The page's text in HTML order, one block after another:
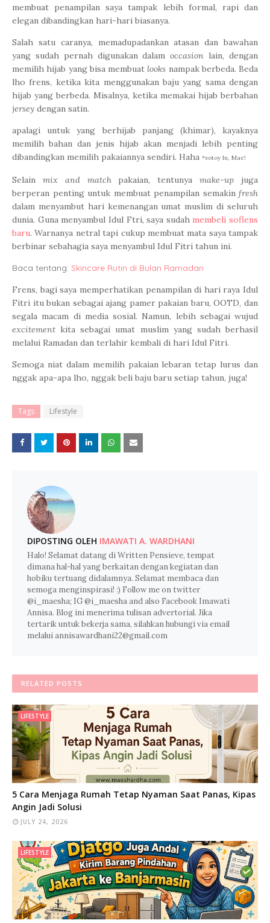
membuat penampilan saya tampak lebih formal, rapi dan
elegan dibandingkan hari-hari biasanya.
Salah satu caranya, memadupadankan atasan dan bawahan
yang sudah pernah digunakan dalamoccasion lain, dengan
memilih hijab yang bisa membuat looks nampak berbeda. Beda
lho frens, ketika kita menggunakan baju yang sama dengan
hijab yang berbeda. Misalnya, ketika memakai hijab berbahan
jersey dengan satin.
apalagi untuk yang berhijab panjang (khimar), kayaknya
memilih bahan dan jenis hijab akan menjadi lebih penting
dibandingkan memilih pakaiannya sendiri. Haha *sotoy lu, Mae!
Selain mix and matchpakaian, tentunyamake-up juga
berperan penting untuk membuat penampilan semakin fresh
dalam menyambut hari kemenangan umat muslim di seluruh
dunia. Guna menyambul Idul Ftri, saya sudah membeli soflens
baru. Warnanya netral tapi cukup membuat mata saya tampak
berbinar sebahagia saya menyambul Idul Fitri tahun ini.
Baca tentang: Skincare Rutin di Bulan Ramadan
Frens, bagi saya memperhatikan penampilan di hari raya Idul
Fitri itu bukan sebagai ajang pamer pakaian baru, OOTD, dan
segala macam di media sosial. Namun, lebih sebagai wujud
excitement kita sebagai umat muslim yang sudah berhasil
melalui Ramadan dan terlahir kembali di hari Idul Fitri.
Semoga niat dalam memilih pakaian lebaran tetap lurus dan
nggak apa-apa lho, nggak beli baju baru setiap tahun, juga!
Tags Lifestyle
DIPOSTING OLEH IMAWATI A. WARDHANI
Halo! Selamat datang di Written Pensieve, tempat
dimana hal-hal yang berkaitan dengan kegiatan dan
hobiku tertuang didalamnya. Selamat membaca dan
semoga menginspirasi! :) Follow me on twitter
@i_maesha; IG @i_maesha and also Facebook Imawati
Annisa. Blog ini menerima tulisan advertorial. Jika
tertarik untuk bekerja sama, silahkan hubungi via email
melalui annisawardhani22@gmail.com
RELATED POSTS
LIFESTYLE
5 Cara Menjaga Rumah Tetap Nyaman Saat Panas, Kipas
Angin Jadi Solusi
JULY 24, 2026
LIFESTYLE